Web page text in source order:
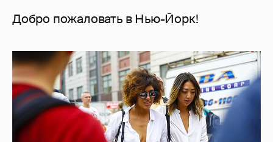
Добро пожаловать в Нью-Йорк!